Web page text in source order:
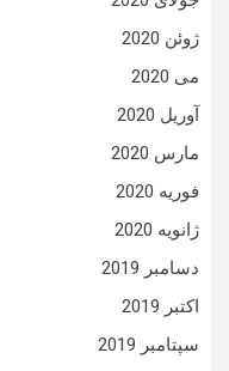
ژوئن 2020
می 2020
آوریل 2020
مارس 2020
فوریه 2020
ژانویه 2020
دسامبر 2019
اکتبر 2019
سپتامبر 2019